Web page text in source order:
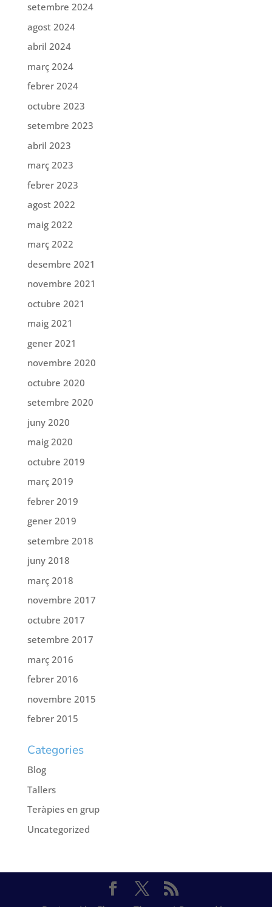
setembre 2024
agost 2024
abril 2024
març 2024
febrer 2024
octubre 2023
setembre 2023
abril 2023
març 2023
febrer 2023
agost 2022
maig 2022
març 2022
desembre 2021
novembre 2021
octubre 2021
maig 2021
gener 2021
novembre 2020
octubre 2020
setembre 2020
juny 2020
maig 2020
octubre 2019
març 2019
febrer 2019
gener 2019
setembre 2018
juny 2018
març 2018
novembre 2017
octubre 2017
setembre 2017
març 2016
febrer 2016
novembre 2015
febrer 2015
Categories
Blog
Tallers
Teràpies en grup
Uncategorized